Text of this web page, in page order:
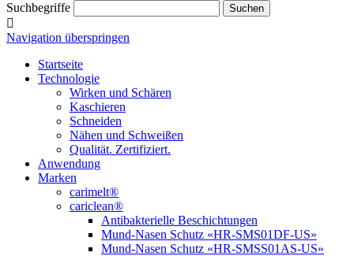
Suchbegriffe
Navigation überspringen
Startseite
Technologie
Wirken und Schären
Kaschieren
Schneiden
Nähen und Schweißen
Qualität. Zertifiziert.
Anwendung
Marken
carimelt®
cariclean®
Antibakterielle Beschichtungen
Mund-Nasen Schutz «HR-SMS01DF-US»
Mund-Nasen Schutz «HR-SMSS01AS-US»